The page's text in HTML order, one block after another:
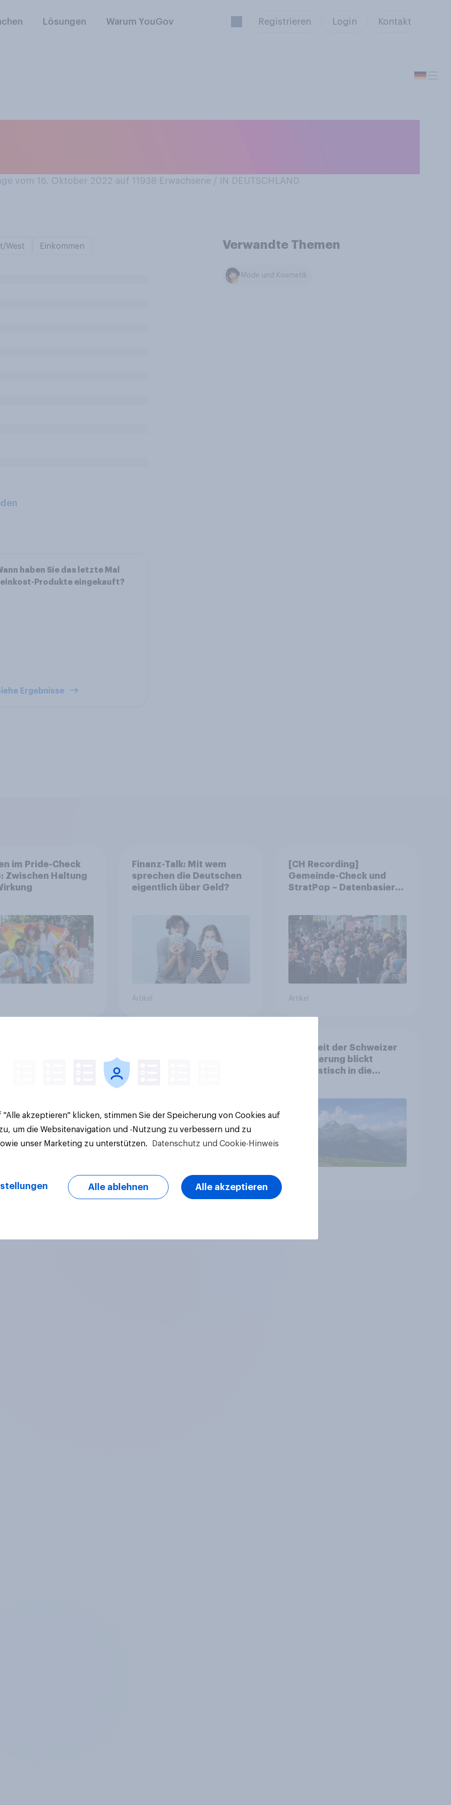
Lösungen Warum YouGov Registrieren Login Kontakt
vom 16. Oktober 2022 auf 11938 Erwachsene / IN DEUTSCHLAND
West Einkommen Verwandte Themen
Mode und Kosmetik
haben Sie das letzte Mal
Produkte eingekauft?
Ergebnisse
im Pride-Check
Zwischen Haltung
Finanz-Talk: Mit wem
sprechen die Deutschen
eigentlich über Geld?
Artikel
[CH Recording]
Gemeinde-Check und
StratPop – Datenbasierte
Artikel
Briten, Franzosen und
Mehrheit der Schweizer
Bevölkerung blickt
optimistisch in die
Gesundheitswesen und
Altersvorsorge
"Alle akzeptieren" klicken, stimmen Sie der Speicherung von Cookies auf
zu, um die Websitenavigation und -Nutzung zu verbessern und zu
unser Marketing zu unterstützen.
Datenschutz und Cookie-Hinweis
Alle ablehnen Alle akzeptieren